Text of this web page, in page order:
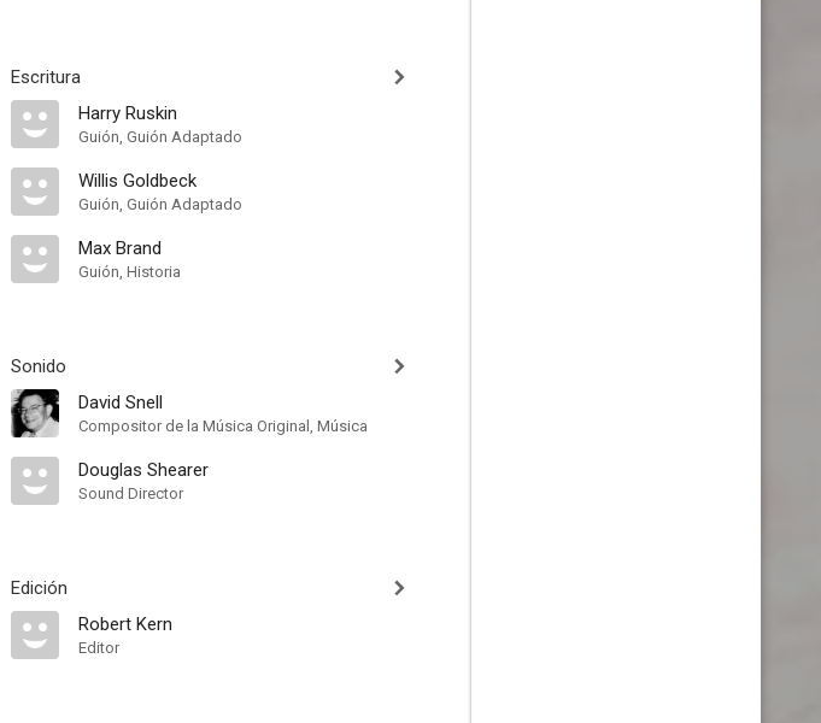
Escritura
Harry Ruskin
Guión, Guión Adaptado
Willis Goldbeck
Guión, Guión Adaptado
Max Brand
Guión, Historia
Sonido
David Snell
Compositor de la Música Original, Música
Douglas Shearer
Sound Director
Edición
Robert Kern
Editor